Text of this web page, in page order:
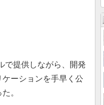
で提供しながら、開発
ーションを手早く公
。